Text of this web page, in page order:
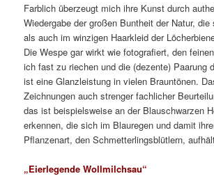
Farblich überzeugt mich ihre Kunst durch
Wiedergabe der großen Buntheit der Natur,
als auch im winzigen Haarkleid der
Die Wespe gar wirkt wie fotografiert, den
ich fast zu riechen und die (dezente) Paarung
ist eine Glanzleistung in vielen Brauntönen.
Zeichnungen auch strenger fachlicher
das ist beispielsweise an der Blauschwarzen
erkennen, die sich im Blauregen und damit
Pflanzenart, den Schmetterlingsblütlern,
„Eierlegende Wollmilchsau“